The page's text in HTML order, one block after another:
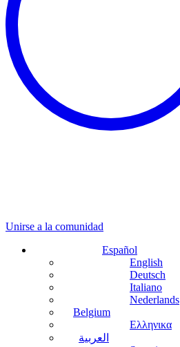
Unirse a la comunidad
Español
English
Deutsch
Italiano
Nederlands
Belgium
Ελληνικα
العربية